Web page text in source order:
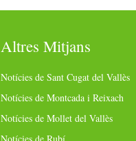
Altres Mitjans
Notícies de Sant Cugat del Vallès
Notícies de Montcada i Reixach
Notícies de Mollet del Vallès